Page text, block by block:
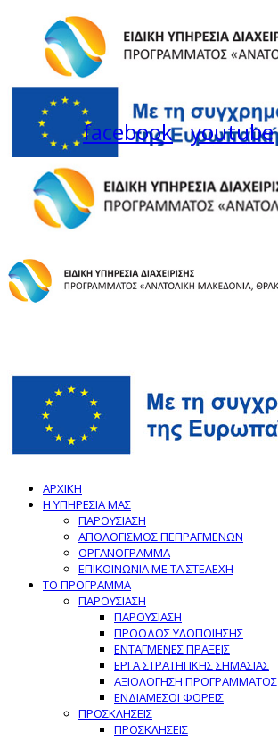
facebook
youtube
Instagram
ΑΡΧΙΚΗ
Η ΥΠΗΡΕΣΙΑ ΜΑΣ
ΠΑΡΟΥΣΙΑΣΗ
ΑΠΟΛΟΓΙΣΜΟΣ ΠΕΠΡΑΓΜΕΝΩΝ
ΟΡΓΑΝΟΓΡΑΜΜΑ
ΕΠΙΚΟΙΝΩΝΙΑ ΜΕ ΤΑ ΣΤΕΛΕΧΗ
ΤΟ ΠΡΟΓΡΑΜΜΑ
ΠΑΡΟΥΣΙΑΣΗ
ΠΑΡΟΥΣΙΑΣΗ
ΠΡΟΟΔΟΣ ΥΛΟΠΟΙΗΣΗΣ
ΕΝΤΑΓΜΕΝΕΣ ΠΡΑΞΕΙΣ
ΕΡΓΑ ΣΤΡΑΤΗΓΙΚΗΣ ΣΗΜΑΣΙΑΣ
ΑΞΙΟΛΟΓΗΣΗ ΠΡΟΓΡΑΜΜΑΤΟΣ
ΕΝΔΙΑΜΕΣΟΙ ΦΟΡΕΙΣ
ΠΡΟΣΚΛΗΣΕΙΣ
ΠΡΟΣΚΛΗΣΕΙΣ